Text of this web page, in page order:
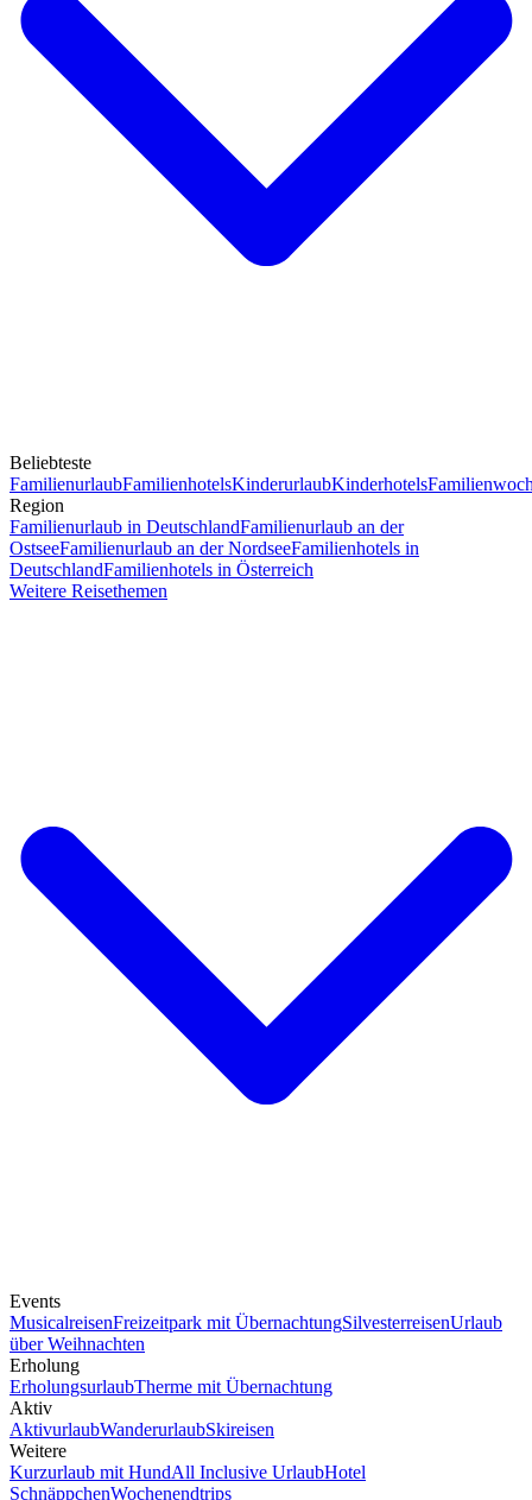
Beliebteste
FamilienurlaubFamilienhotelsKinderurlaubKinderhotels
Region
Familienurlaub in DeutschlandFamilienurlaub an der
OstseeFamilienurlaub an der NordseeFamilienhotels in
DeutschlandFamilienhotels in Österreich
Weitere Reisethemen
Events
MusicalreisenFreizeitpark mit ÜbernachtungSilvesterreisenUrlaub
über Weihnachten
Erholung
ErholungsurlaubTherme mit Übernachtung
Aktiv
AktivurlaubWanderurlaubSkireisen
Weitere
Kurzurlaub mit HundAll Inclusive UrlaubHotel
SchnäppchenWochenendtrips